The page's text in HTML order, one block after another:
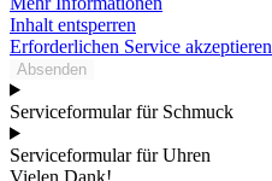
Inhalt entsperren
Erforderlichen Service
Absenden
Serviceformular für Schmuck
Serviceformular für Uhren
Vielen Dank!